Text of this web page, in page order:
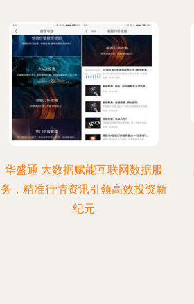
华盛通 大数据赋能互联网数据服
务，精准行情资讯引领高效投资新
纪元